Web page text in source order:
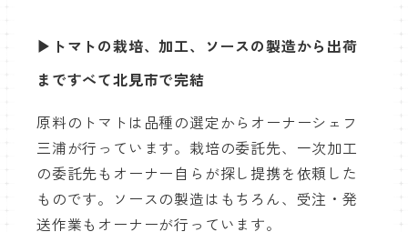
▶トマトの栽培、加工、ソースの製造から出荷
まですべて北見市で完結
原料のトマトは品種の選定からオーナーシェフ
三浦が行っています。栽培の委託先、一次加工
の委託先もオーナー自らが探し提携を依頼した
ものです。ソースの製造はもちろん、受注・発
送作業もオーナーが行っています。